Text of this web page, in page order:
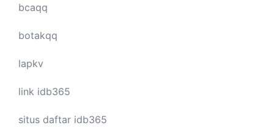
bcaqq
botakqq
lapkv
link idb365
situs daftar idb365